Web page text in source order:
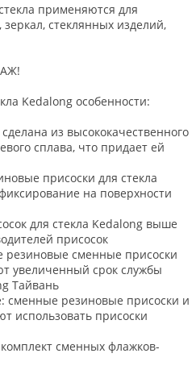
применяются для
зеркал, стеклянных изделий,
Kedalong особенности:
из высококачественного
сплава, что придает ей
присоски для стекла
на поверхности
для стекла Kedalong выше
присосок
резиновые сменные присоски
увеличенный срок службы
Тайвань
сменные резиновые присоски и
использовать присоски
сменных флажков-